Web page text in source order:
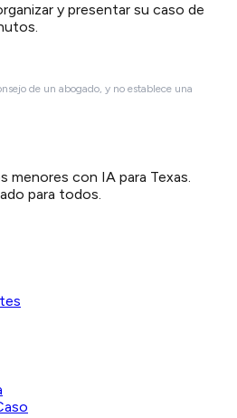
y presentar su caso de
de un abogado, y no establece una
menores con IA para Texas.
para todos.